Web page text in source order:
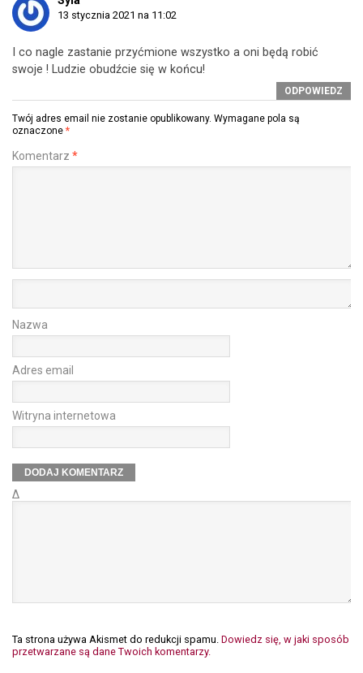
13 stycznia 2021 na 11:02
I co nagle zastanie przyćmione wszystko a oni będą robić
swoje ! Ludzie obudźcie się w końcu!
ODPOWIEDZ
Twój adres email nie zostanie opublikowany. Wymagane pola są
oznaczone *
Komentarz *
Nazwa
Adres email
Witryna internetowa
Δ
Ta strona używa Akismet do redukcji spamu. Dowiedz się, w jaki sposób
przetwarzane są dane Twoich komentarzy.